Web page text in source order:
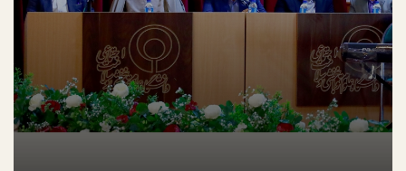
ارتباط بین خود پنداره حرفه ای با تمایل بر ترک شغل و کیفیت زندگی در
پرستاران شاغل {بیمارستان رازی}